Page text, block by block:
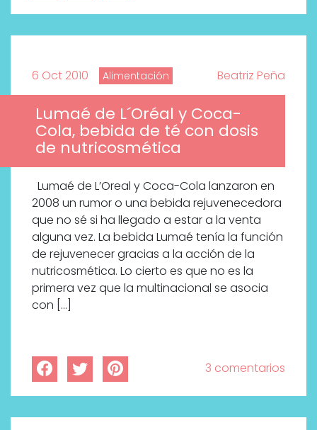
6 Oct 2010 Alimentación Beatriz Peña
Lumaé de L´Oréal y Coca-
Cola, bebida de té con dosis
de nutricosmética
Lumaé de L’Oreal y Coca-Cola lanzaron en
2008 un rumor o una bebida rejuvenecedora
que no sé si ha llegado a estar a la venta
alguna vez. La bebida Lumaé tenía la función
de rejuvenecer gracias a la acción de la
nutricosmética. Lo cierto es que no es la
primera vez que la multinacional se asocia
con […]
3 comentarios